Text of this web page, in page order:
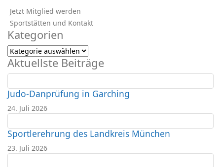
Jetzt Mitglied werden
Sportstätten und Kontakt
Kategorien
Kategorien
Aktuellste Beiträge
Judo-Danprüfung in Garching
24. Juli 2026
Sportlerehrung des Landkreis München
23. Juli 2026